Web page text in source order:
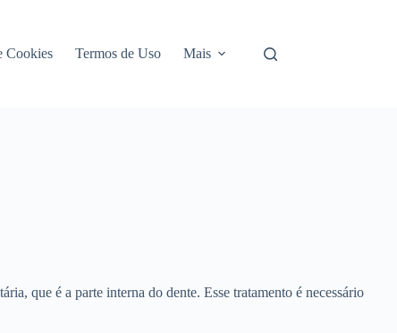
Cookies Termos de Uso Mais
que é a parte interna do dente. Esse tratamento é necessário